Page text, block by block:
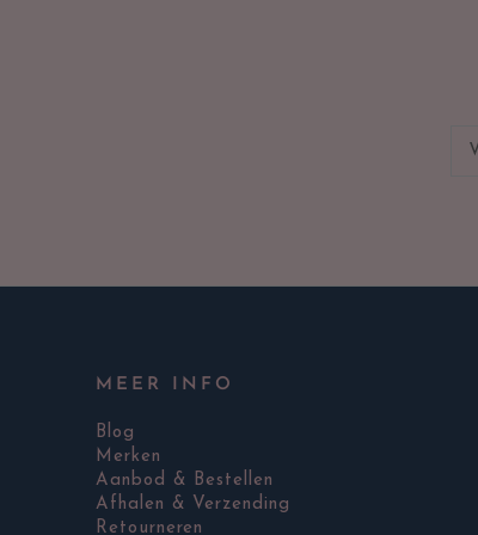
MEER INFO
Blog
Merken
Aanbod & Bestellen
Afhalen & Verzending
Retourneren